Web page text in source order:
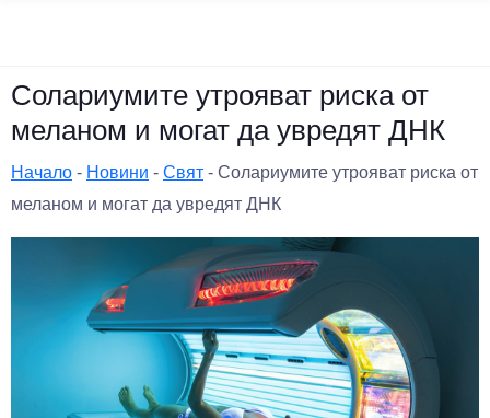
Солариумите утрояват риска от
меланом и могат да увредят ДНК
Начало - Новини - Свят - Солариумите утрояват риска от
меланом и могат да увредят ДНК